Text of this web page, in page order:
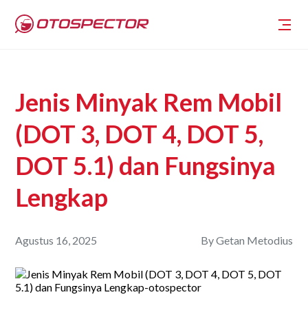
Jenis Minyak Rem Mobil
(DOT 3, DOT 4, DOT 5,
DOT 5.1) dan Fungsinya
Lengkap
Agustus 16, 2025 ByGetan Metodius